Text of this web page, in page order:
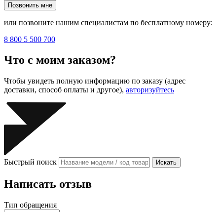
Позвонить мне
или позвоните нашим специалистам по бесплатному номеру:
8 800 5 500 700
Что с моим заказом?
Чтобы увидеть полную информацию по заказу (адрес
доставки, способ оплаты и другое), авторизуйтесь
Быстрый поиск Искать
Написать отзыв
Тип обращения